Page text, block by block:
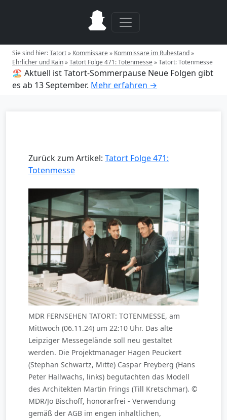
Sie sind hier:Tatort» Kommissare» Kommissare im Ruhestand»
Ehrlicher und Kain»Tatort Folge 471: Totenmesse»Tatort: Totenmesse
🏖️ Aktuell ist Tatort-Sommerpause Neue Folgen gibt
es ab 13 September. Mehr erfahren →
Zurück zum Artikel: Tatort Folge 471:
Totenmesse
MDR FERNSEHEN TATORT: TOTENMESSE, am
Mittwoch (06.11.24) um 22:10 Uhr. Das alte
Leipziger Messegelände soll neu gestaltet
werden. Die Projektmanager Hagen Peuckert
(Stephan Schwartz, Mitte) Caspar Freyberg (Hans
Peter Hallwachs, links) begutachten das Modell
des Architekten Martin Frings (Till Kretschmar). ©
MDR/Jo Bischoff, honorarfrei - Verwendung
gemäß der AGB im engen inhaltlichen,